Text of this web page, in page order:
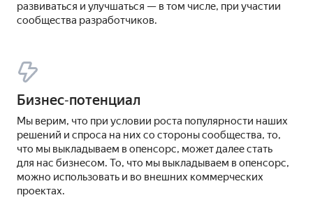
развиваться и улучшаться — в том числе, при участии
сообщества разработчиков.
Бизнес‑потенциал
Мы верим, что при условии роста популярности наших
решений и спроса на них со стороны сообщества, то,
что мы выкладываем в опенсорс, может далее стать
для нас бизнесом. То, что мы выкладываем в опенсорс,
можно использовать и во внешних коммерческих
проектах.